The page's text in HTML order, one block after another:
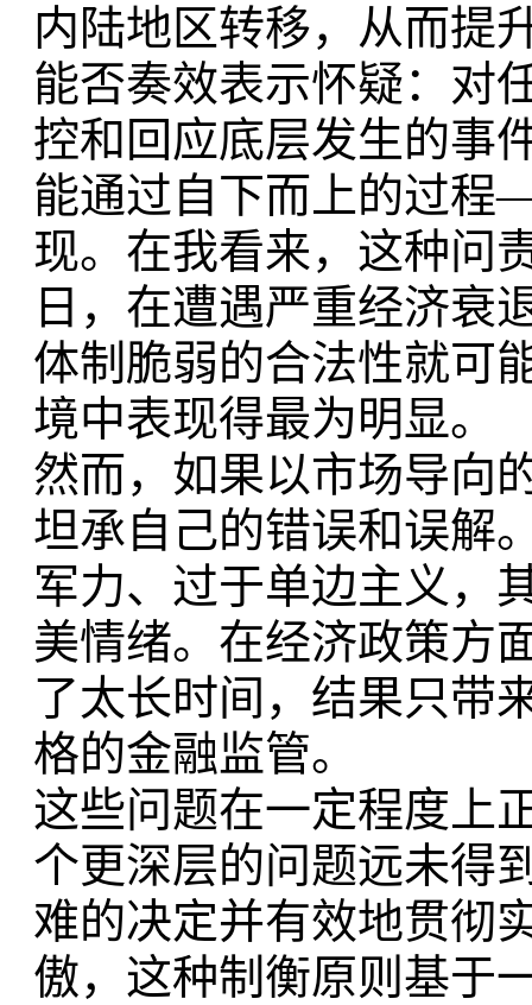
内陆地区转移，从而提
能否奏效表示怀疑：对
控和回应底层发生的事
能通过自下而上的过
现。在我看来，这种问
日，在遭遇严重经济衰
体制脆弱的合法性就可
境中表现得最为明显。
然而，如果以市场导向
坦承自己的错误和误解
军力、过于单边主义，
美情绪。在经济政策方
了太长时间，结果只带
格的金融监管。
这些问题在一定程度上
个更深层的问题远未得
难的决定并有效地贯彻
傲，这种制衡原则基于